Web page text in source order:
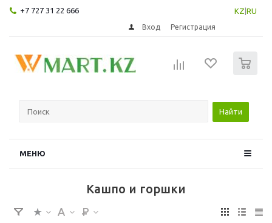
+7 727 31 22 666 KZ RU
Вход Регистрация
Найти
МЕНЮ
Кашпо и горшки